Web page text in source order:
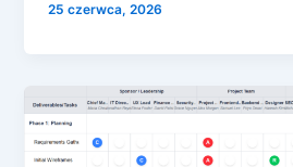
25 czerwca, 2026